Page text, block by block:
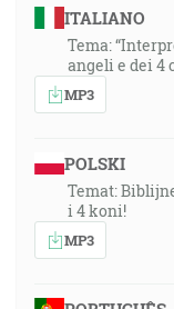
ITALIANO
Tema:
angeli e dei 4
MP3
POLSKI
Temat:
i 4 koni!
MP3